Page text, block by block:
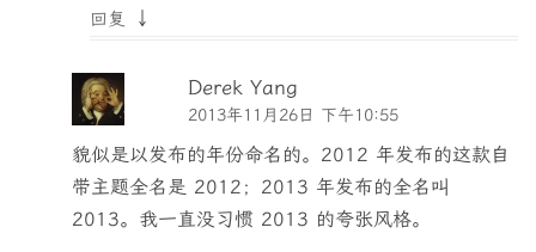
回复 ↓
Derek Yang
2013年11月26日 下午10:55
貌似是以发布的年份命名的。2012 年发布的这款自
带主题全名是 2012；2013 年发布的全名叫
2013。我一直没习惯 2013 的夸张风格。